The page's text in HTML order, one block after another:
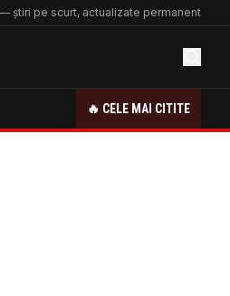
știri pe scurt, actualizate permanent
🔥 CELE MAI CITITE